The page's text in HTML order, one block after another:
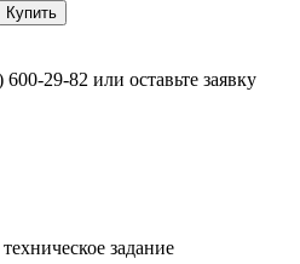
600-29-82 или оставьте заявку
задание